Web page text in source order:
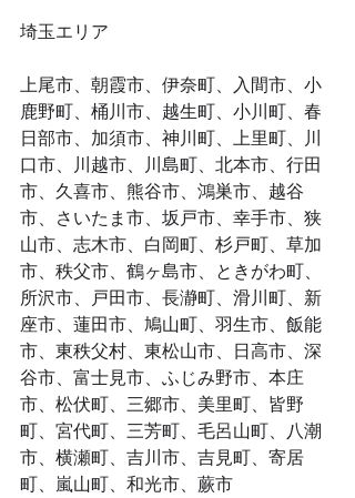
​埼玉エリア
上尾市、朝霞市、伊奈町、入間市、小
鹿野町、桶川市、越生町、小川町、春
日部市、加須市、神川町、上里町、川
口市、川越市、川島町、北本市、行田
市、久喜市、熊谷市、鴻巣市、越谷
市、さいたま市、坂戸市、幸手市、狭
山市、志木市、白岡町、杉戸町、草加
市、秩父市、鶴ヶ島市、ときがわ町、
所沢市、戸田市、長瀞町、滑川町、新
座市、蓮田市、鳩山町、羽生市、飯能
市、東秩父村、東松山市、日高市、深
谷市、富士見市、ふじみ野市、本庄
市、松伏町、三郷市、美里町、皆野
町、宮代町、三芳町、毛呂山町、八潮
市、横瀬町、吉川市、吉見町、寄居
町、嵐山町、和光市、蕨市